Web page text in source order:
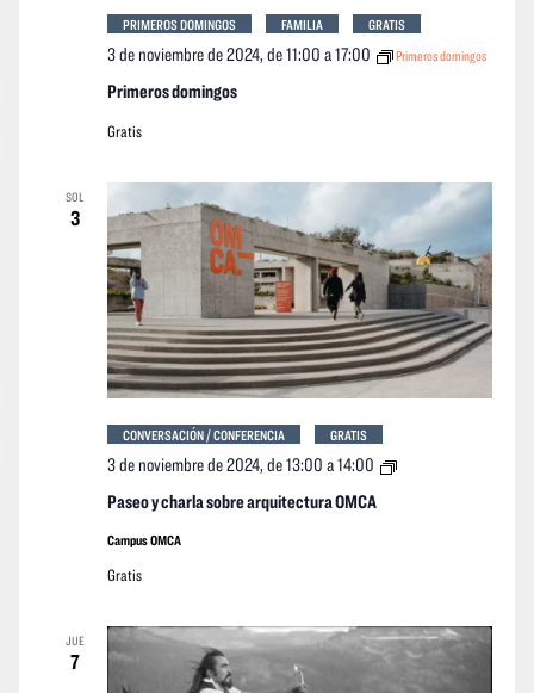
Primeros domingos
3 de noviembre de 2024, de 11:00 a17:00 Primeros domingos
PRIMEROS DOMINGOS FAMILIA GRATIS
Gratis
SOL
3
Paseo y charla sobre arquitectura OMCA
3 de noviembre de 2024, de 13:00 a14:00
Paseo
CONVERSACIÓN / CONFERENCIA GRATIS
Campus OMCA
Gratis
JUE
7